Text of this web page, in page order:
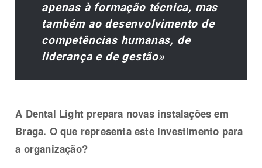
apenas à formação técnica, mas
também ao desenvolvimento de
competências humanas, de
liderança e de gestão»
A Dental Light prepara novas instalações em
Braga. O que representa este investimento para
a organização?